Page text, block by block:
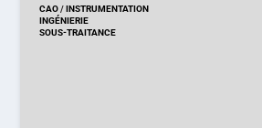
CAO/INSTRUMENTATION
INGÉNIERIE
SOUS-TRAITANCE